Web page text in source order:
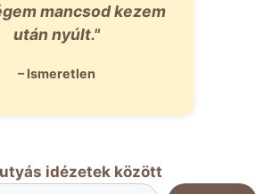
mancsod kezem
után nyúlt."
– Ismeretlen
idézetek között